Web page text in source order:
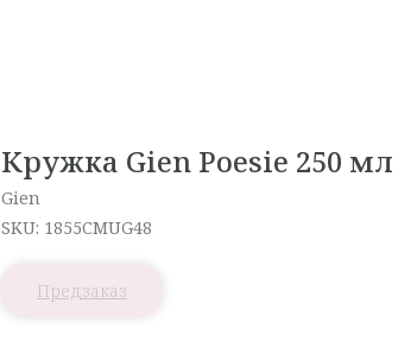
Кружка Gien Poesie 250 мл
Gien
SKU: 1855CMUG48